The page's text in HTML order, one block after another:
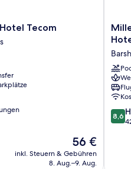
Tecom
Der
Preis
beträgt
56 €
inkl. Steuern & Gebühren
8. Aug.–9. Aug.
Place
Hotel
8.6
von
8,6